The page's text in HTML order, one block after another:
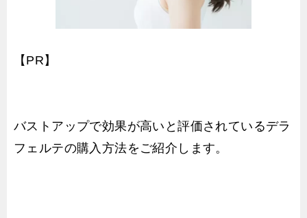
【PR】
バストアップで効果が高いと評価されているデラ
フェルテの購入方法をご紹介します。